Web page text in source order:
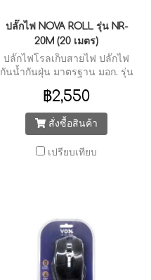
ปลั๊กไฟ NOVA ROLL รุ่น NR-
20M (20 เมตร)
ปลั๊กไฟโรลเก็บสายไฟ ปลั๊กไฟ
กันน้ำกันฝุ่น มาตรฐาน มอก. รุ่น
฿2,550
สั่งซื้อสินค้า
เปรียบเทียบ